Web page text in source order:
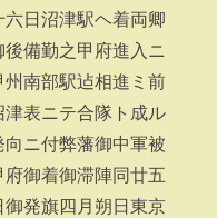
日沼津駅ヘ着両卿
備勤之甲府進入ニ
南部駅迠相進ミ前
表ニテ合隊ト成ル
ニ付弊藩御中軍被
御着御滞陣同廿五
発旗四月朔日東京